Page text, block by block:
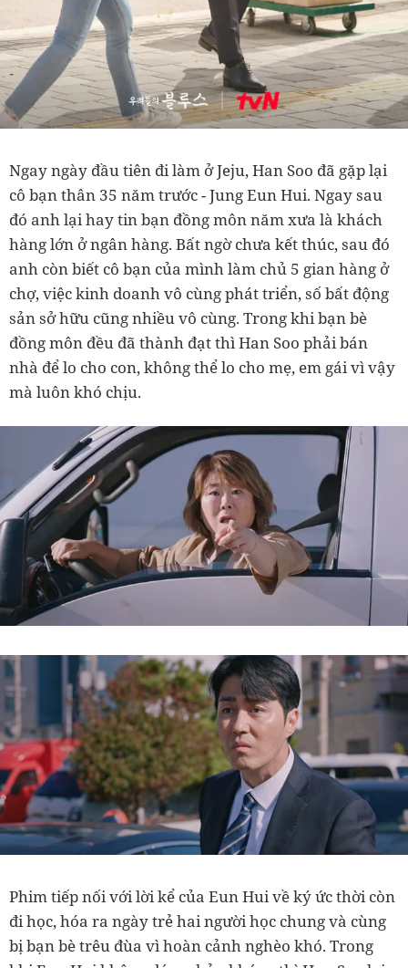
Ngay ngày đầu tiên đi làm ở Jeju, Han Soo đã gặp lại
cô bạn thân 35 năm trước - Jung Eun Hui. Ngay sau
đó anh lại hay tin bạn đồng môn năm xưa là khách
hàng lớn ở ngân hàng. Bất ngờ chưa kết thúc, sau đó
anh còn biết cô bạn của mình làm chủ 5 gian hàng ở
chợ, việc kinh doanh vô cùng phát triển, số bất động
sản sở hữu cũng nhiều vô cùng. Trong khi bạn bè
đồng môn đều đã thành đạt thì Han Soo phải bán
nhà để lo cho con, không thể lo cho mẹ, em gái vì vậy
mà luôn khó chịu.
Phim tiếp nối với lời kể của Eun Hui về ký ức thời còn
đi học, hóa ra ngày trẻ hai người học chung và cùng
bị bạn bè trêu đùa vì hoàn cảnh nghèo khó. Trong